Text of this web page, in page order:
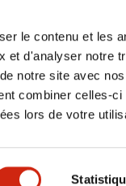
le contenu et les
et d'analyser notre
notre site avec
combiner celles-
lors de votre